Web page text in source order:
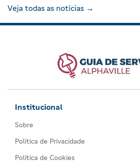
Veja todas as notícias →
Institucional
Sobre
Política de Privacidade
Política de Cookies